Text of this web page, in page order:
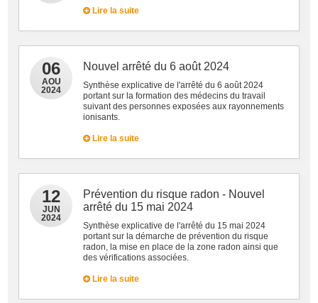
Lire la suite
06
AOU
2024
Nouvel arrêté du 6 août 2024
Synthèse explicative de l'arrêté du 6 août 2024
portant sur la formation des médecins du travail
suivant des personnes exposées aux rayonnements
ionisants.
Lire la suite
12
JUN
2024
Prévention du risque radon - Nouvel
arrêté du 15 mai 2024
Synthèse explicative de l'arrêté du 15 mai 2024
portant sur la démarche de prévention du risque
radon, la mise en place de la zone radon ainsi que
des vérifications associées.
Lire la suite